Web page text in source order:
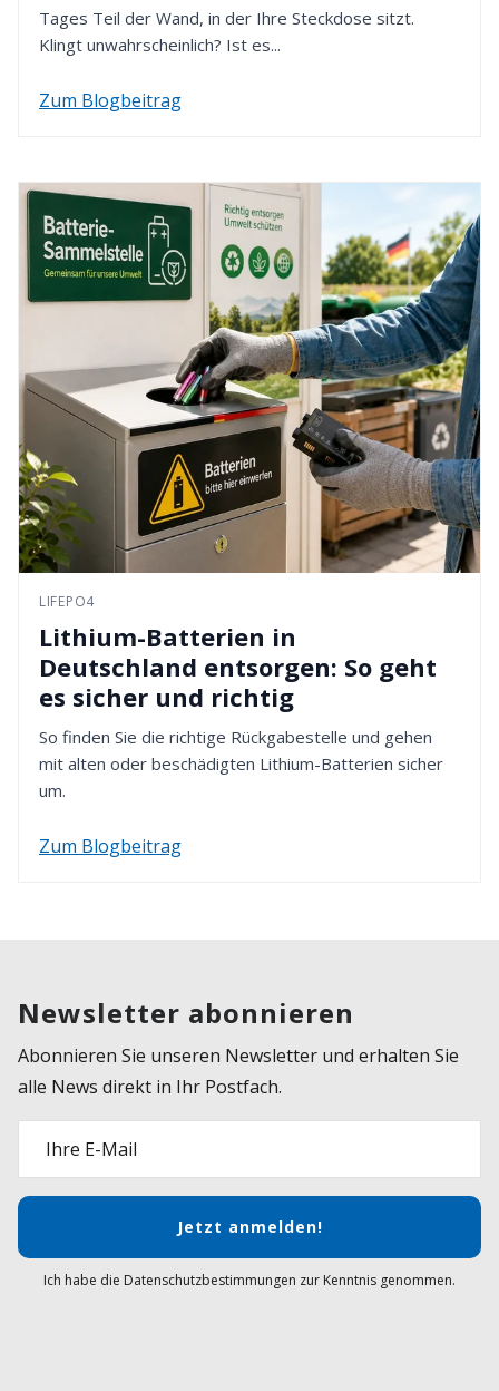
verwenden wir die von Ihnen zuvor gewählte
Zahlungsart.
Tages Teil der Wand, in der Ihre Steckdose sitzt.
Klingt unwahrscheinlich? Ist es...
Zum Blogbeitrag
LIFEPO4
Lithium-Batterien in
Deutschland entsorgen: So geht
es sicher und richtig
So finden Sie die richtige Rückgabestelle und gehen
mit alten oder beschädigten Lithium-Batterien sicher
um.
Zum Blogbeitrag
Newsletter abonnieren
Abonnieren Sie unseren Newsletter und erhalten Sie
alle News direkt in Ihr Postfach.
Ihre E-Mail
Jetzt anmelden!
Ich habe die Datenschutzbestimmungen zur Kenntnis genommen.